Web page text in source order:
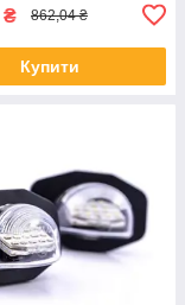
₴ 862,04 ₴
Купити